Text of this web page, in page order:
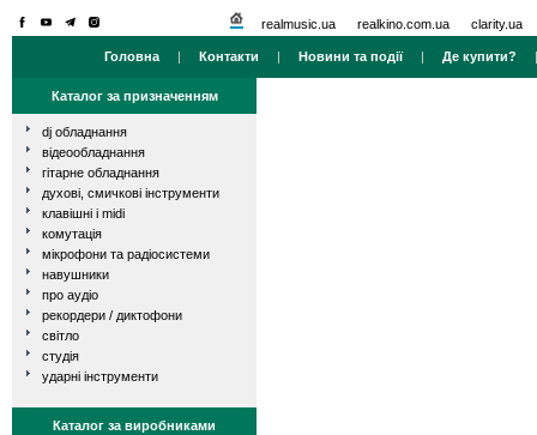
realmusic.ua realkino.com.ua clarity.ua
Головна | Контакти | Новини та події| Де купити?
Каталог за призначенням
dj обладнання
відеообладнання
гітарне обладнання
духові, смичкові інструменти
клавішні і midi
комутація
мікрофони та радіосистеми
навушники
про аудіо
рекордери / диктофони
світло
студія
ударні інструменти
Каталог за виробниками